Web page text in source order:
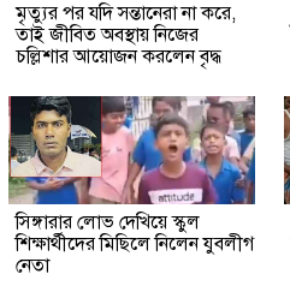
মৃত্যুর পর যদি সন্তানেরা না করে,
তাই জীবিত অবস্থায় নিজের
চল্লিশার আয়োজন করলেন বৃদ্ধ
সিঙ্গারার লোভ দেখিয়ে স্কুল
শিক্ষার্থীদের মিছিলে নিলেন যুবলীগ
নেতা